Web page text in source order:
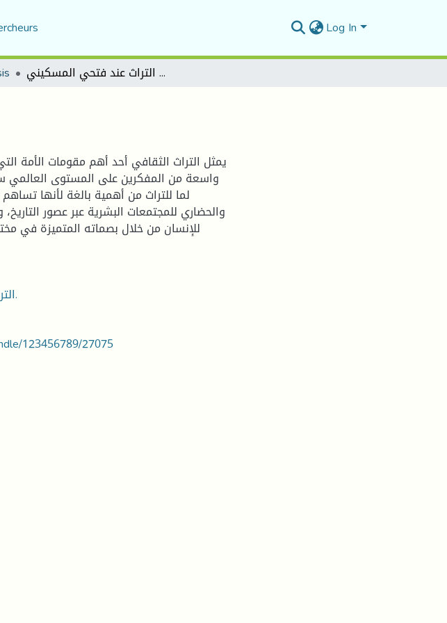
Log In
قراءة التراث عند فتحي المسكيني
يمثل التراث الثقافي أحد أهم مقومات الأمة
واسعة من المفكرين على المستوى العالمي
لما للتراث من أهمية بالغة لأنها
والحضاري للمجتمعات البشرية عبر عصور التاريخ،
للإنسان من خلال بصماته المتميزة في
التراث - تونس - فتحي المسكيني.
123456789/27075